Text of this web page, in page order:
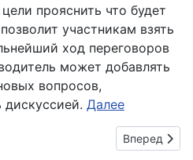
прояснить что будет
участникам взять
ход переговоров
может добавлять
вопросов,
Далее
Следующий:
Вперед